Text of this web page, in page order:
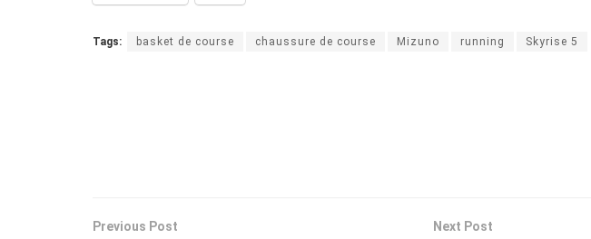
Tags: basket de course chaussure de course Mizuno running Skyrise 5
Previous Post Next Post